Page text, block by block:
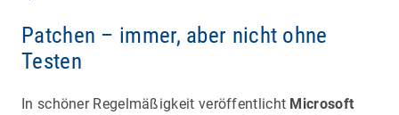
Patchen – immer, aber nicht ohne
Testen
In schöner Regelmäßigkeit veröffentlicht Microsoft